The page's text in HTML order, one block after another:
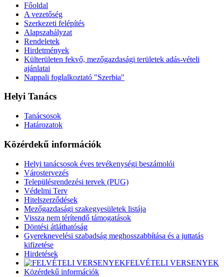
Főoldal
A vezetőség
Szerkezeti felépítés
Alapszabályzat
Rendeletek
Hirdetmények
Külterületen fekvő, mezőgazdasági területek adás-vételi
ajánlatai
Nappali foglalkoztató "Szerbia"
Helyi Tanács
Tanácsosok
Határozatok
Közérdekű információk
Helyi tanácsosok éves tevékenységi beszámolói
Várostervezés
Településrendezési tervek (PUG)
Védelmi Terv
Hitelszerződések
Mezőgazdasági szakegyesületek listája
Vissza nem térítendő támogatások
Döntési átláthatóság
Gyereknevelési szabadság meghosszabbítása és a juttatás
kifizetése
Hirdetések
FELVÉTELI VERSENYEK
Közérdekű információk